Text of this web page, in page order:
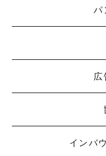
パ
広
インバ